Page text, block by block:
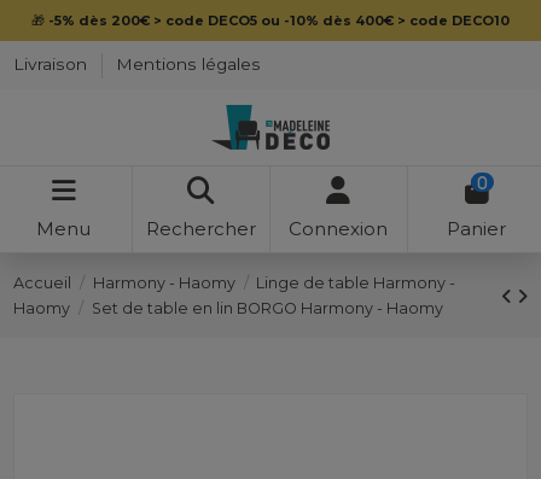
🎁 -5% dès 200€ > code DECO5 ou -10% dès 400€ > code DECO10
Livraison Mentions légales
Menu Rechercher Connexion
0
Panier
Accueil Harmony - Haomy
Linge de table Harmony -
Haomy
Set de table en lin BORGO Harmony - Haomy